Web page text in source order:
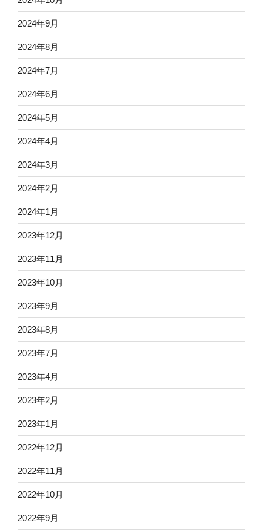
2024年9月
2024年8月
2024年7月
2024年6月
2024年5月
2024年4月
2024年3月
2024年2月
2024年1月
2023年12月
2023年11月
2023年10月
2023年9月
2023年8月
2023年7月
2023年4月
2023年2月
2023年1月
2022年12月
2022年11月
2022年10月
2022年9月